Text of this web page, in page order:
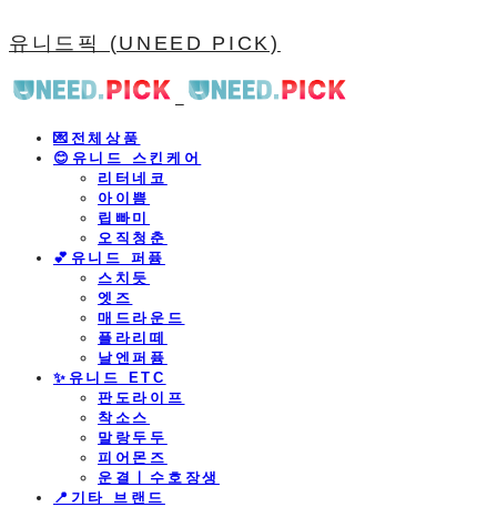
유니드픽 (UNEED PICK)
💌전체상품
😊유니드 스킨케어
리터네코
아이쁨
립빠미
오직청춘
💕유니드 퍼퓸
스치듯
엣즈
매드라운드
플라리떼
날엔퍼퓸
​✨유니드 ETC
판도라이프
착소스
말랑두두
피어몬즈
운결ㅣ수호장생
📍기타 브랜드